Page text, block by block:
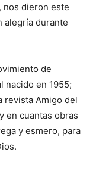
nos dieron este
alegría durante
de
nacido en 1955;
revista Amigo del
en cuantas obras
y esmero, para